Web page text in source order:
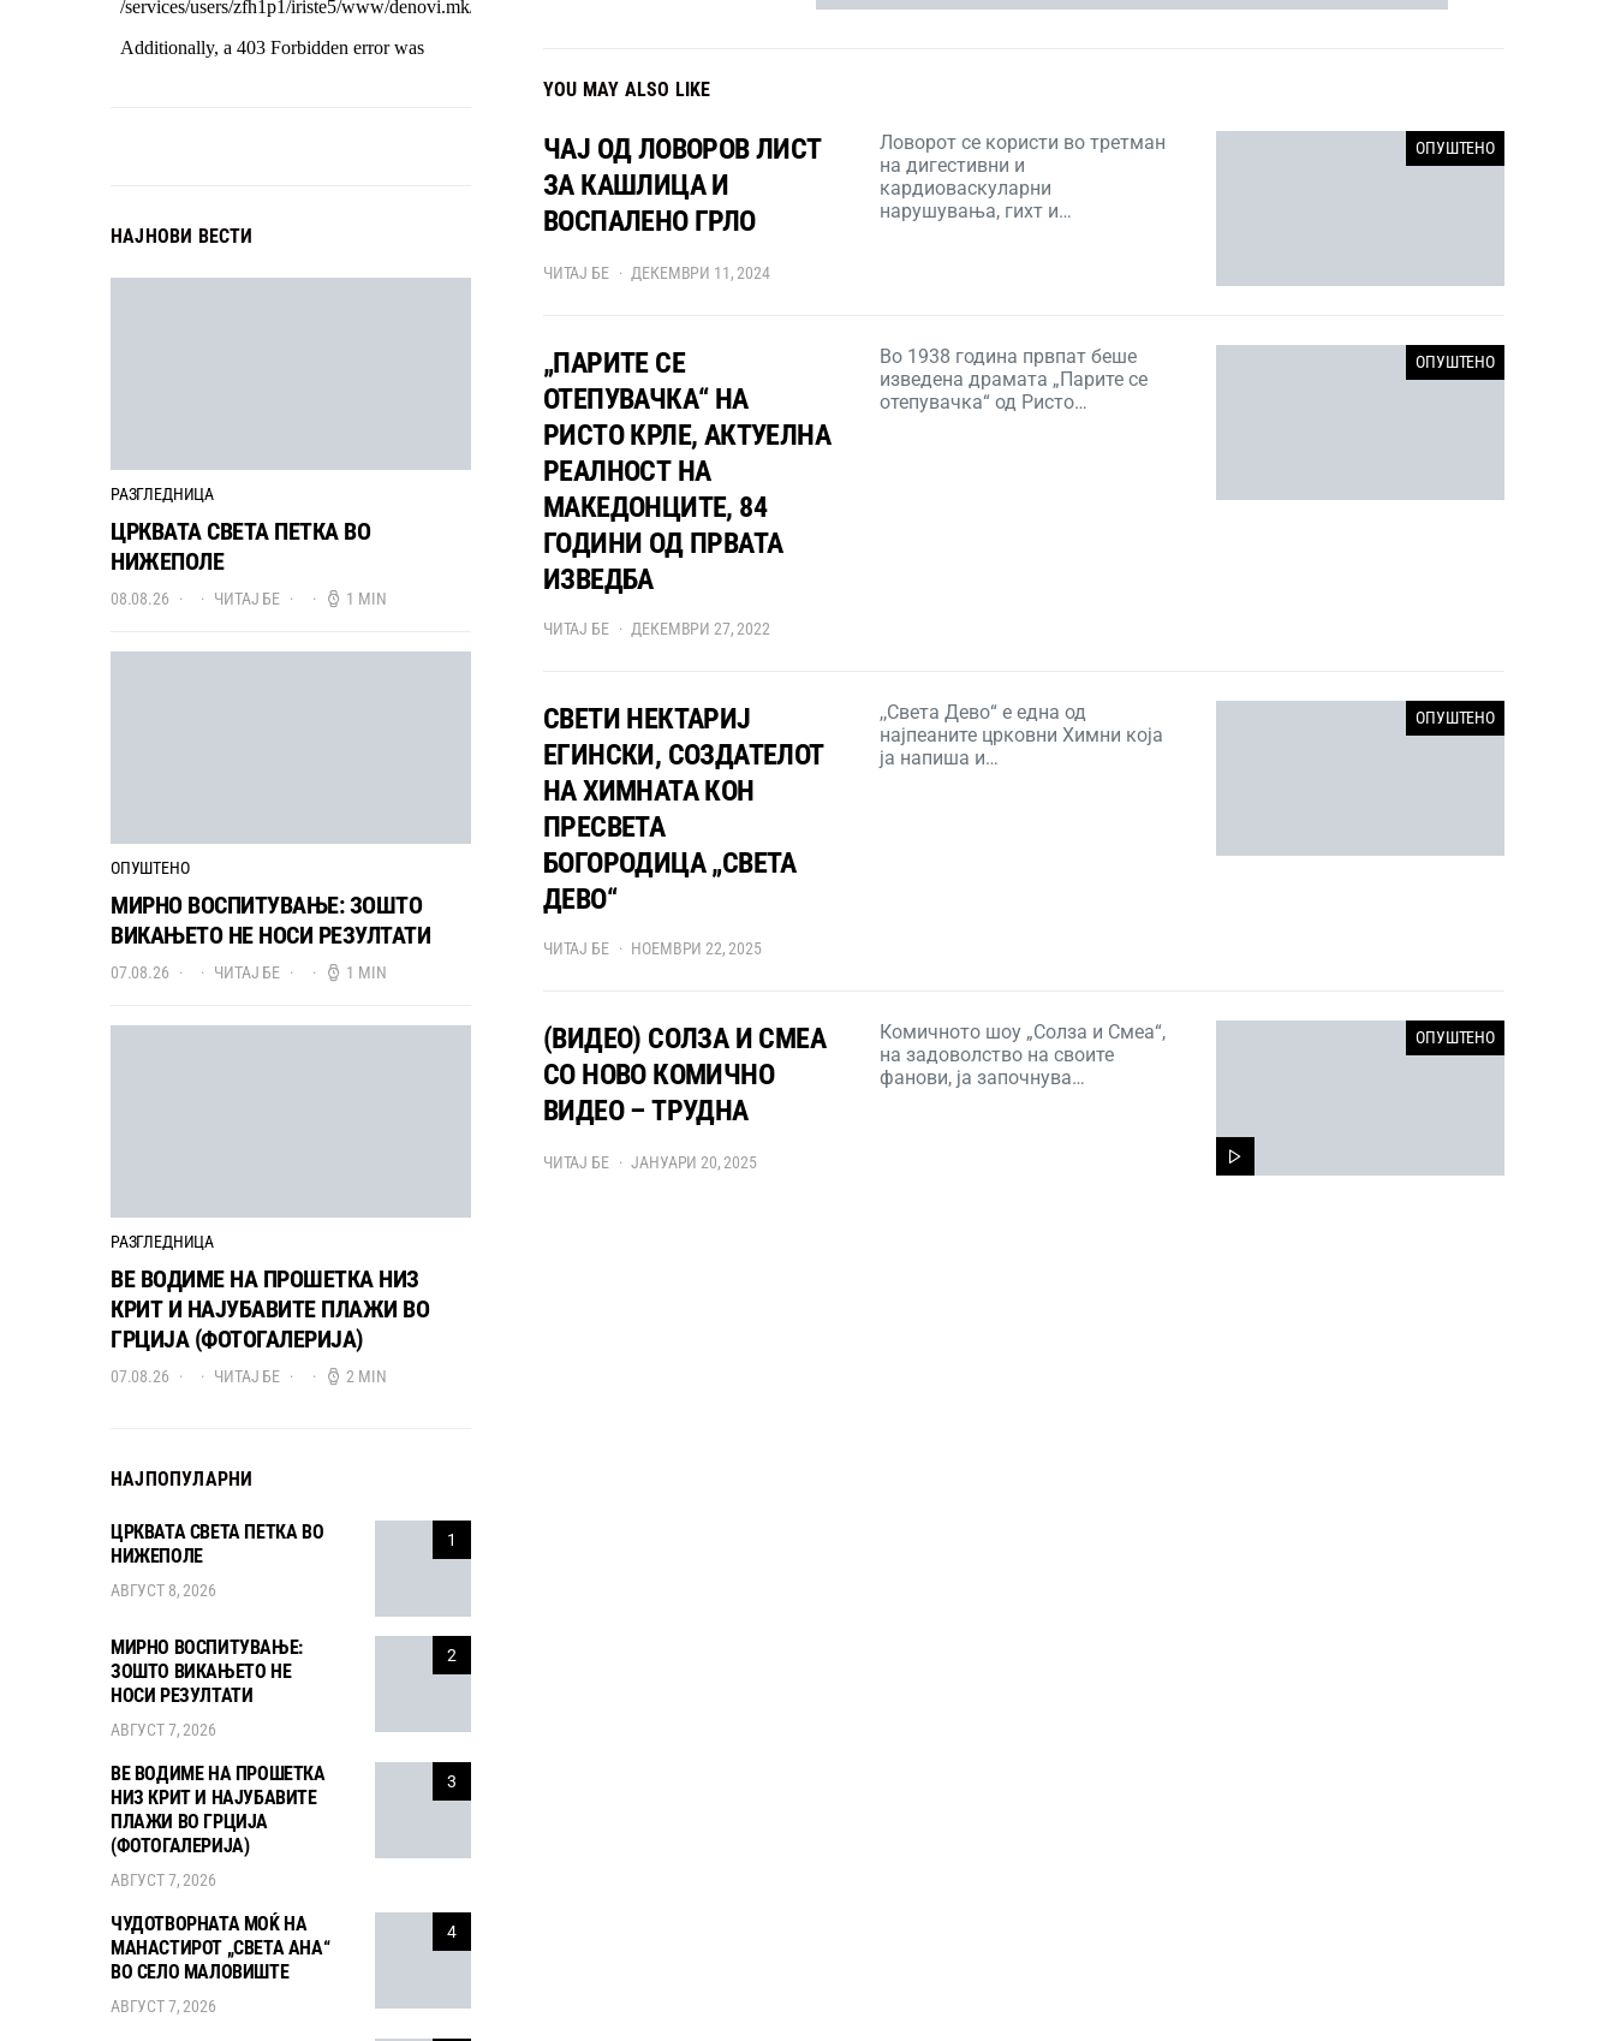
YOU MAY ALSO LIKE
ОПУШТЕНО
ЧАЈ ОД ЛОВОРОВ ЛИСТ
ЗА КАШЛИЦА И
ВОСПАЛЕНО ГРЛО
Ловорот се користи во третман
на дигестивни и
кардиоваскуларни
нарушувања, гихт и…
ЧИТАЈ БЕ ДЕКЕМВРИ 11, 2024
ОПУШТЕНО
„ПАРИТЕ СЕ
ОТЕПУВАЧКА“ НА
РИСТО КРЛЕ, АКТУЕЛНА
РЕАЛНОСТ НА
МАКЕДОНЦИТЕ, 84
ГОДИНИ ОД ПРВАТА
ИЗВЕДБА
Во 1938 година првпат беше
изведена драмата „Парите се
отепувачка“ од Ристо…
ЧИТАЈ БЕ ДЕКЕМВРИ 27, 2022
ОПУШТЕНО
СВЕТИ НЕКТАРИЈ
ЕГИНСКИ, СОЗДАТЕЛОТ
НА ХИМНАТА КОН
ПРЕСВЕТА
БОГОРОДИЦА „СВЕТА
ДЕВО“
,,Света Дево“ е една од
најпеаните црковни Химни која
ја напиша и…
ЧИТАЈ БЕ НОЕМВРИ 22, 2025
ОПУШТЕНО
(ВИДЕО) СОЛЗА И СМЕА
СО НОВО КОМИЧНО
ВИДЕО – ТРУДНА
Комичното шоу „Солза и Смеа“,
на задоволство на своите
фанови, ја започнува…
ЧИТАЈ БЕ ЈАНУАРИ 20, 2025
НАЈНОВИ ВЕСТИ
РАЗГЛЕДНИЦА
ЦРКВАТА СВЕТА ПЕТКА ВО
НИЖЕПОЛЕ
08.08.26 ЧИТАЈ БЕ 1 MIN
ОПУШТЕНО
МИРНО ВОСПИТУВАЊЕ: ЗОШТО
ВИКАЊЕТО НЕ НОСИ РЕЗУЛТАТИ
07.08.26 ЧИТАЈ БЕ 1 MIN
РАЗГЛЕДНИЦА
ВЕ ВОДИМЕ НА ПРОШЕТКА НИЗ
КРИТ И НАЈУБАВИТЕ ПЛАЖИ ВО
ГРЦИЈА (ФОТОГАЛЕРИЈА)
07.08.26 ЧИТАЈ БЕ 2 MIN
НАЈПОПУЛАРНИ
1
ЦРКВАТА СВЕТА ПЕТКА ВО
НИЖЕПОЛЕ
АВГУСТ 8, 2026
2
МИРНО ВОСПИТУВАЊЕ:
ЗОШТО ВИКАЊЕТО НЕ
НОСИ РЕЗУЛТАТИ
АВГУСТ 7, 2026
3
ВЕ ВОДИМЕ НА ПРОШЕТКА
НИЗ КРИТ И НАЈУБАВИТЕ
ПЛАЖИ ВО ГРЦИЈА
(ФОТОГАЛЕРИЈА)
АВГУСТ 7, 2026
4
ЧУДОТВОРНАТА МОЌ НА
МАНАСТИРОТ „СВЕТА АНА“
ВО СЕЛО МАЛОВИШТЕ
АВГУСТ 7, 2026